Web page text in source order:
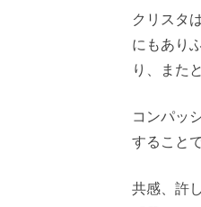
クリスタ
にもあり
り、また
コンパッ
すること
共感、許